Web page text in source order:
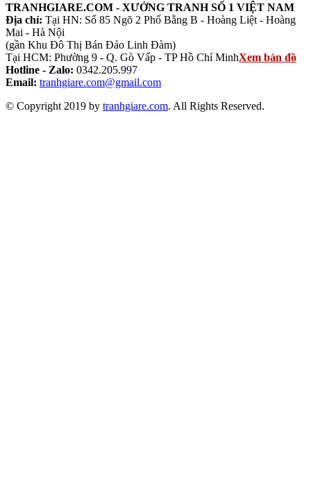
TRANHGIARE.COM - XƯỞNG TRANH SỐ 1 VIỆT NAM
Địa chỉ: Tại HN: Số 85 Ngõ 2 Phố Bằng B - Hoàng Liệt - Hoàng
Mai - Hà Nội
(gần Khu Đô Thị Bán Đảo Linh Đàm)
Tại HCM: Phường 9 - Q. Gò Vấp - TP Hồ Chí MinhXem bản đồ
Hotline - Zalo: 0342.205.997
Email: tranhgiare.com@gmail.com
© Copyright 2019 by tranhgiare.com. All Rights Reserved.